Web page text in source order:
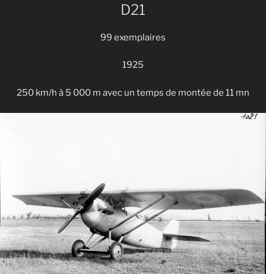
D21
99 exemplaires
1925
250 km/h à 5 000 m avec un temps de montée de 11 mn